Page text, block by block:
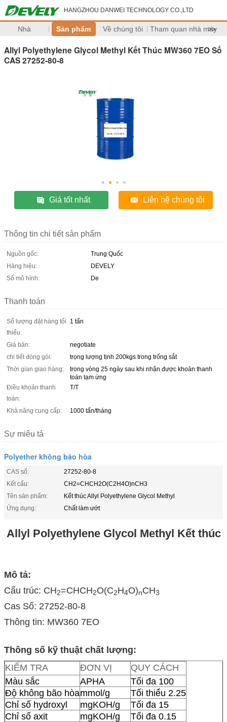
HANGZHOU DANWEI TECHNOLOGY CO.,LTD
Nhà Sản phẩm Về chúng tôi Tham quan nhà máy
>>
Allyl Polyethylene Glycol Methyl Kết Thúc MW360 7EO Số
CAS 27252-80-8
Giá tốt nhất Liên hệ chúng tôi
Thông tin chi tiết sản phẩm
Nguồn gốc:
Trung Quốc
Hàng hiệu:
DEVELY
Số mô hình:
De
Thanh toán
Số lượng đặt hàng tối
thiểu:
1 tấn
Giá bán:
negotiate
chi tiết đóng gói:
trọng lượng tịnh 200kgs trong trống sắt
Thời gian giao hàng:
trong vòng 25 ngày sau khi nhận được khoản thanh
toán tạm ứng
Điều khoản thanh
toán:
T/T
Khả năng cung cấp: 1000 tấn/tháng
Sự miêu tả
Polyether không bão hòa
CAS số:
27252-80-8
Kết cấu:
CH2=CHCH2O(C2H4O)nCH3
Tên sản phẩm:
Kết thúc Allyl Polyethylene Glycol Methyl
Ứng dụng:
Chất làm ướt
Allyl Polyethylene Glycol Methyl Kết thúc
Mô tả:
Cấu trúc: CH2=CHCH2O(C2H4O)nCH3
Cas Số: 27252-80-8
Thông tin: MW360 7EO
Thông số kỹ thuật chất lượng:
KIỂM TRA
ĐƠN VỊ
QUY CÁCH
Màu sắc
APHA
Tối đa 100
Độ không bão hòammol/g
Tối thiểu 2.25
Chỉ số hydroxyl
mgKOH/g
Tối đa 15
Chỉ số axit
mgKOH/g
Tối đa 0.15